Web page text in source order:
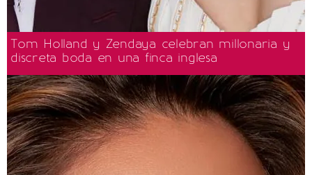
Tom Holland y Zendaya celebran millonaria y
discreta boda en una finca inglesa